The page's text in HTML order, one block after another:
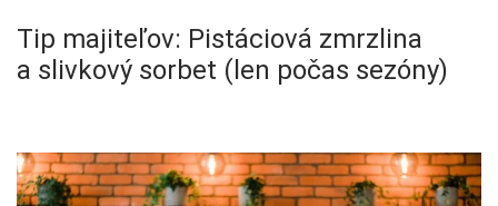
Tip majiteľov: Pistáciová zmrzlina
a slivkový sorbet (len počas sezóny)